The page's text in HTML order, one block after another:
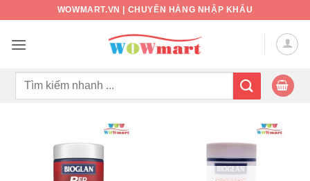
nội
WOWMART.VN | CHUYÊN HÀNG NHẬP KHẨU
Tìm